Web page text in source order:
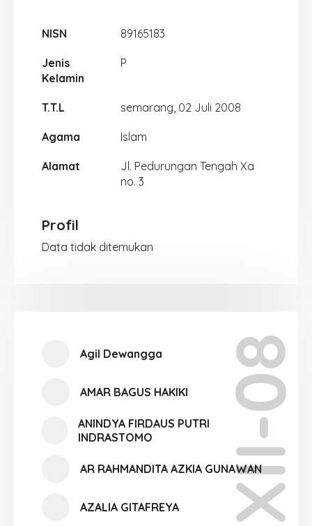
NISN 89165183
Jenis
Kelamin
P
T.T.L semarang, 02 Juli 2008
Agama Islam
Alamat
Jl. Pedurungan Tengah Xa
no. 3
Profil
Data tidak ditemukan
XII-08
Agil Dewangga
AMAR BAGUS HAKIKI
ANINDYA FIRDAUS PUTRI
INDRASTOMO
AR RAHMANDITA AZKIA GUNAWAN
AZALIA GITAFREYA